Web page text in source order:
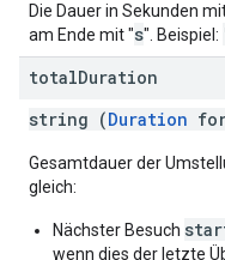
Die Dauer in Sekunden
am Ende mit "s". Beispiel:
totalDuration
string (Duration
Gesamtdauer der
gleich:
Nächster Besuch
wenn dies der letzte